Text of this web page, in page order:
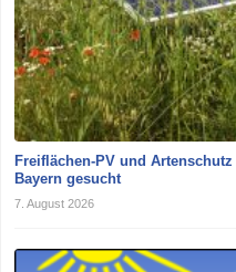
Freiflächen-PV und
Bayern gesucht
7. August 2026